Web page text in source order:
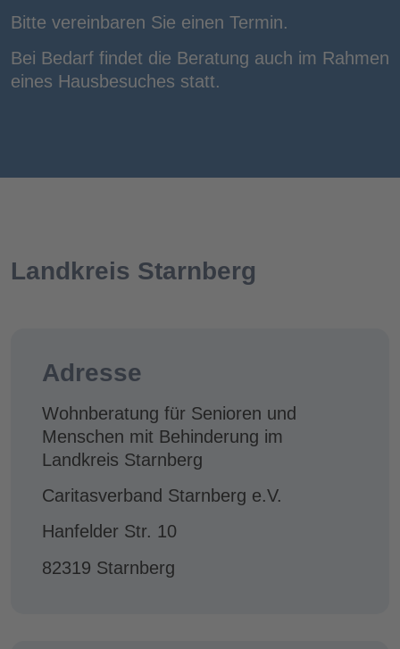
Bitte vereinbaren Sie einen Termin.
Bei Bedarf findet die Beratung auch im Rahmen
eines Hausbesuches statt.
Landkreis Starnberg
Adresse
Wohnberatung für Senioren und
Menschen mit Behinderung im
Landkreis Starnberg
Caritasverband Starnberg e.V.
Hanfelder Str. 10
82319 Starnberg